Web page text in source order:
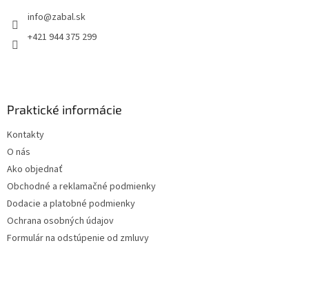
info@zabal.sk
+421 944 375 299
Praktické informácie
Kontakty
O nás
Ako objednať
Obchodné a reklamačné podmienky
Dodacie a platobné podmienky
Ochrana osobných údajov
Formulár na odstúpenie od zmluvy